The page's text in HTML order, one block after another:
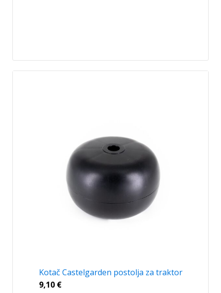
Kotač Castelgarden postolja za traktor
9,10 €